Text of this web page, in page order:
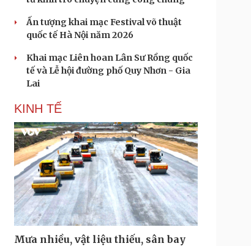
Ấn tượng khai mạc Festival võ thuật
quốc tế Hà Nội năm 2026
Khai mạc Liên hoan Lân Sư Rồng quốc
tế và Lễ hội đường phố Quy Nhơn - Gia
Lai
KINH TẾ
Mưa nhiều, vật liệu thiếu, sân bay